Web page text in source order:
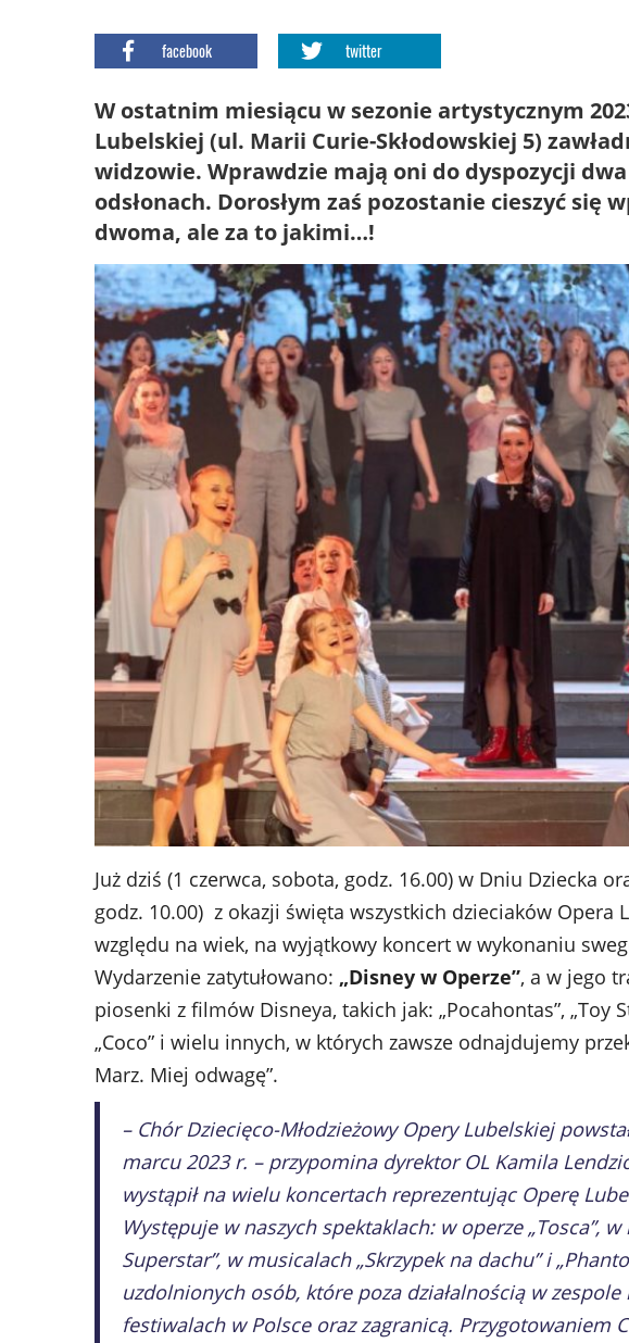
facebook twitter
W ostatnim miesiącu w sezonie artystycznym
Lubelskiej (ul. Marii Curie-Skłodowskiej 5)
widzowie. Wprawdzie mają oni do dyspozycji
odsłonach. Dorosłym zaś pozostanie cieszyć się
dwoma, ale za to jakimi…!
Już dziś (1 czerwca, sobota, godz. 16.00) w Dniu Dziecka
godz. 10.00) z okazji święta wszystkich dzieciaków Opera
względu na wiek, na wyjątkowy koncert w wykonaniu
Wydarzenie zatytułowano: „Disney w Operze”, a w jego
piosenki z filmów Disneya, takich jak: „Pocahontas”, „Toy
„Coco” i wielu innych, w których zawsze odnajdujemy
Marz. Miej odwagę”.
– Chór Dziecięco-Młodzieżowy Opery Lubelskiej
marcu 2023 r. – przypomina dyrektor OL Kamila
wystąpił na wielu koncertach reprezentując Operę
Występuje w naszych spektaklach: w operze „Tosca”, w
Superstar”, w musicalach „Skrzypek na dachu” i
uzdolnionych osób, które poza działalnością w
festiwalach w Polsce oraz zagranicą. Przygotowaniem